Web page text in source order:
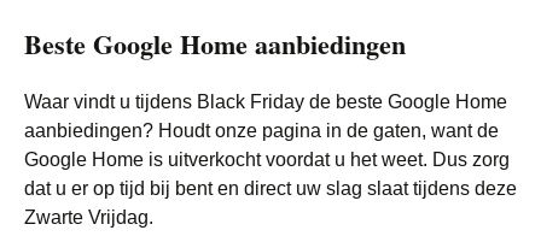
Beste Google Home aanbiedingen
Waar vindt u tijdens Black Friday de beste Google Home
aanbiedingen? Houdt onze pagina in de gaten, want de
Google Home is uitverkocht voordat u het weet. Dus zorg
dat u er op tijd bij bent en direct uw slag slaat tijdens deze
Zwarte Vrijdag.